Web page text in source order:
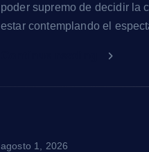
poder supremo de decidir la
estar contemplando el
agosto 1, 2026